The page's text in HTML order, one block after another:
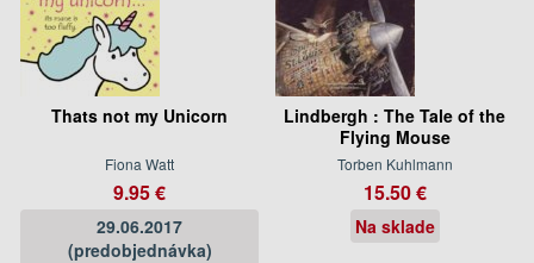
Thats not my Unicorn
Fiona Watt
9.95 €
29.06.2017
(predobjednávka)
Lindbergh : The Tale of the
Flying Mouse
Torben Kuhlmann
15.50 €
Na sklade